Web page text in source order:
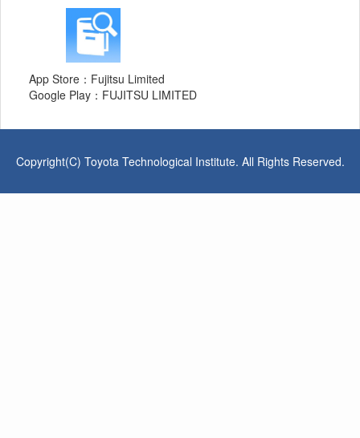
App Store：Fujitsu Limited
Google Play：FUJITSU LIMITED
Copyright(C) Toyota Technological Institute. All Rights Reserved.